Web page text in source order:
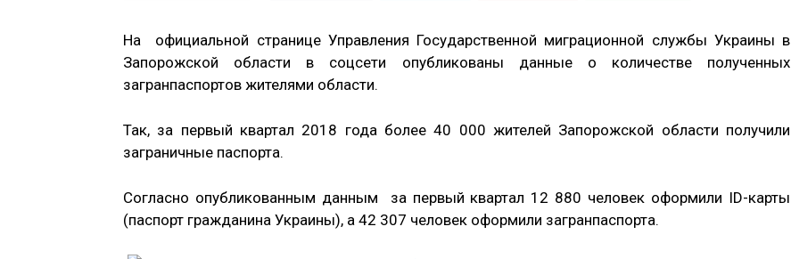
На официальной странице Управления Государственной миграционной службы Украины в
Запорожской области в соцсети опубликованы данные о количестве полученных
загранпаспортов жителями области.
Так, за первый квартал 2018 года более 40 000 жителей Запорожской области получили
заграничные паспорта.
Согласно опубликованным данным за первый квартал 12 880 человек оформили ID-карты
(паспорт гражданина Украины), а 42 307 человек оформили загранпаспорта.